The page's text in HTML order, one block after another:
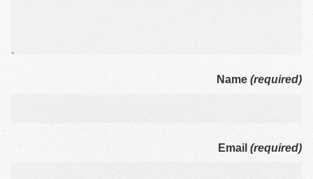
Name (requi­red)
Email(requi­red)